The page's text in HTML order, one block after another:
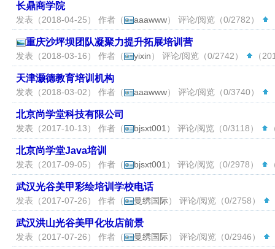
长鼎商学院
发表（2018-04-25） 作者（ aaawww） 评论/阅览（0/2782）
重庆沙坪坝团队凝聚力提升拓展培训营
发表（2018-03-16） 作者（ yixin） 评论/阅览（0/2742） （
天津灏德教育培训机构
发表（2018-03-02） 作者（ aaawww） 评论/阅览（0/3740）
北京尚学堂科技有限公司
发表（2017-10-13） 作者（ bjsxt001 ） 评论/阅览（0/3118）
北京尚学堂Java培训
发表（2017-09-05） 作者（ bjsxt001 ） 评论/阅览（0/2978）
武汉光谷美甲彩绘培训学校电话
发表（2017-07-26） 作者（ 曼绣国际） 评论/阅览（0/2758）
武汉洪山光谷美甲化妆店前景
发表（2017-07-26） 作者（ 曼绣国际） 评论/阅览（0/2946）